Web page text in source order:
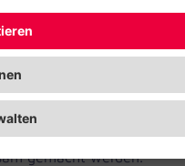
des Jahresempfangs
v. Meibom
Engagement für die
Jahren fand der
der Bundesländer
soll durch die
der Johanniter in den
gemacht werden.